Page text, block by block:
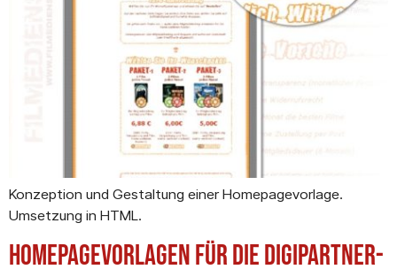
Konzeption und Gestaltung einer Homepagevorlage.
Umsetzung in HTML.
Homepagevorlagen für die Digipartner-